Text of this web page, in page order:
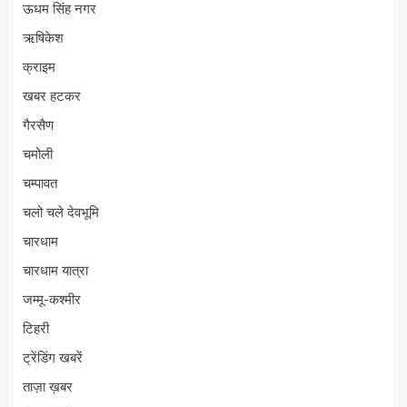
ऊधम सिंह नगर
ऋषिकेश
क्राइम
खबर हटकर
गैरसैण
चमोली
चम्पावत
चलो चले देवभूमि
चारधाम
चारधाम यात्रा
जम्मू-कश्मीर
टिहरी
ट्रेंडिंग खबरें
ताज़ा ख़बर